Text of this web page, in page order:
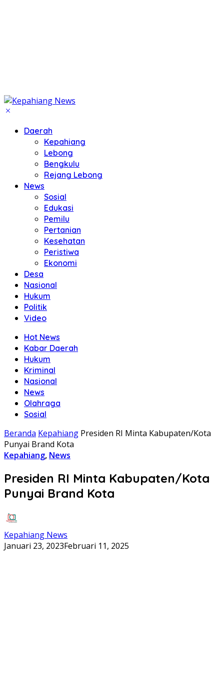
Daerah
Kepahiang
Lebong
Bengkulu
Rejang Lebong
News
Sosial
Edukasi
Pemilu
Pertanian
Kesehatan
Peristiwa
Ekonomi
Desa
Nasional
Hukum
Politik
Video
Hot News
Kabar Daerah
Hukum
Kriminal
Nasional
News
Olahraga
Sosial
Beranda Kepahiang Presiden RI Minta Kabupaten/Kota
Punyai Brand Kota
Kepahiang, News
Presiden RI Minta Kabupaten/Kota
Punyai Brand Kota
Kepahiang News
Januari 23, 2023Februari 11, 2025